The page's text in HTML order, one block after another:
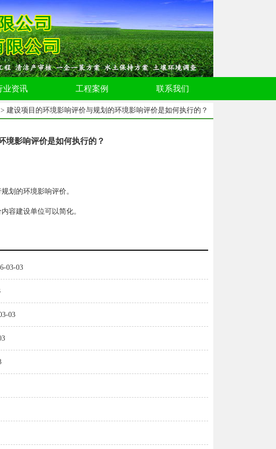
业资讯 工程案例 联系我们
> 建设项目的环境影响评价与规划的环境影响评价是如何执行的？
境影响评价是如何执行的？
划的环境影响评价。
容建设单位可以简化。
03-03
03